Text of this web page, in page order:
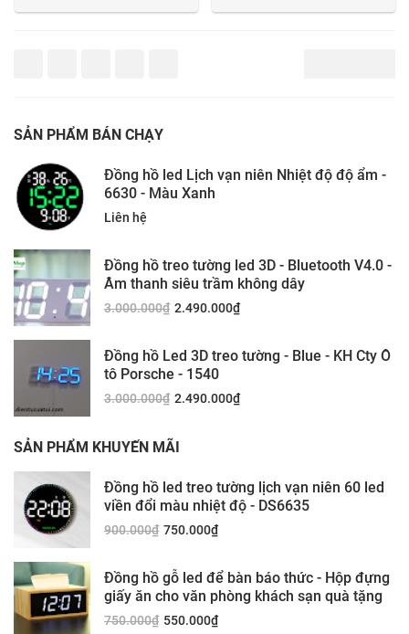
SẢN PHẨM BÁN CHẠY
Đồng hồ led Lịch vạn niên Nhiệt độ độ ẩm -
6630 - Màu Xanh
Liên hệ
Đồng hồ treo tường led 3D - Bluetooth V4.0 -
Âm thanh siêu trầm không dây
3.000.000₫ 2.490.000₫
Đồng hồ Led 3D treo tường - Blue - KH Cty Ô
tô Porsche - 1540
3.000.000₫ 2.490.000₫
SẢN PHẨM KHUYẾN MÃI
Đồng hồ led treo tường lịch vạn niên 60 led
viền đổi màu nhiệt độ - DS6635
900.000₫ 750.000₫
Đồng hồ gỗ led để bàn báo thức - Hộp đựng
giấy ăn cho văn phòng khách sạn quà tặng
750.000₫ 550.000₫